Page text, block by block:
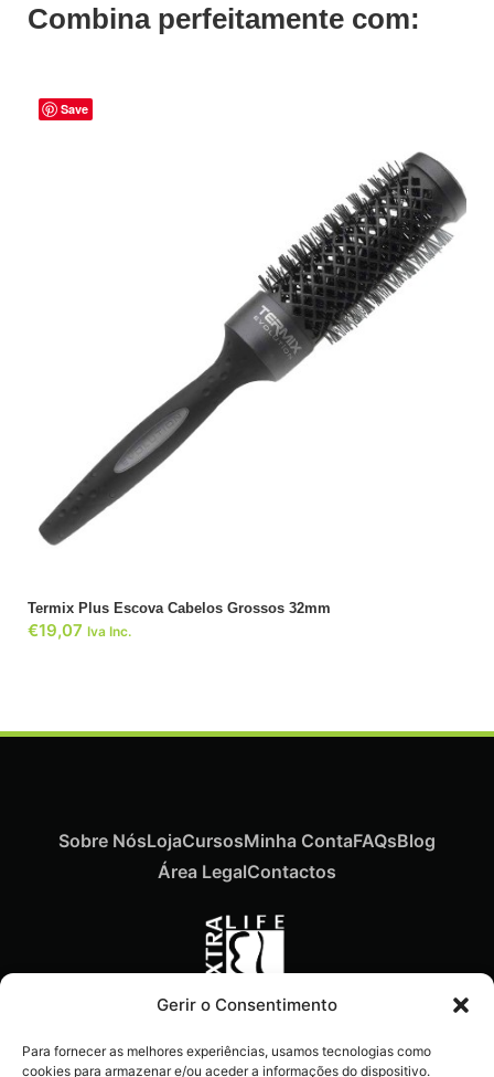
Gerir o Consentimento
Para fornecer as melhores experiências, usamos tecnologias como
cookies para armazenar e/ou aceder a informações do dispositivo.
Combina perfeitamente com:
Save
Termix Plus Escova Cabelos Grossos 32mm
€19,07 Iva Inc.
novidades e dicas
Sobre NósLojaCursosMinha ContaFAQsBlog
Área LegalContactos